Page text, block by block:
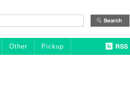
Other Pickup